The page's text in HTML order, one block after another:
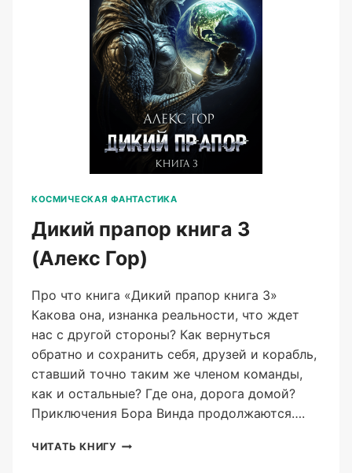
КОСМИЧЕСКАЯ ФАНТАСТИКА
Дикий прапор книга 3
(Алекс Гор)
Про что книга «Дикий прапор книга 3»
Какова она, изнанка реальности, что ждет
нас с другой стороны? Как вернуться
обратно и сохранить себя, друзей и корабль,
ставший точно таким же членом команды,
как и остальные? Где она, дорога домой?
Приключения Бора Винда продолжаются….
ЧИТАТЬ КНИГУ ДИКИЙ